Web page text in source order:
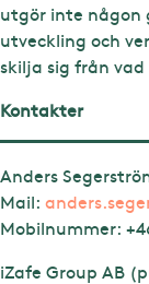
utgör inte någon
utveckling och
skilja sig från
Kontakter
Anders
Mail:
Mobilnummer:
iZafe Group AB